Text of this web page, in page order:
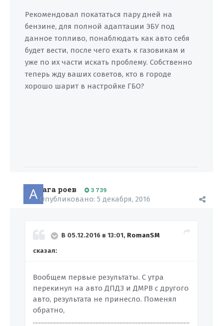
Рекомендовал покататься пару дней на
бензине, для полной адаптации ЭБУ под
данное топливо, понаблюдать как авто себя
будет вести, после чего ехать к газовикам и
уже по их части искать проблему. Собственно
теперь жду ваших советов, кто в городе
хорошо шарит в настройке ГБО?
ага роев 3 739
Опубликовано: 5 декабря, 2016
В 05.12.2016 в 13:01, RomanSM
сказал:
Вообщем первые результаты. С утра
перекинул на авто ДПДЗ и ДМРВ с другого
авто, результата не принесло. Поменял
обратно,
.........................................................................................................